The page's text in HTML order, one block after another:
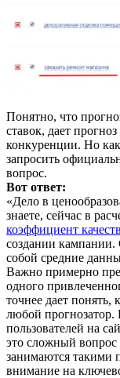
Понятно, что
ставок, дает
конкуренции. Но
запросить
вопрос.
Вот ответ:
«Дело в
знаете, сейчас в
коэффициент
создании кампании.
собой средние
Важно примерно
одного
точнее дает понять,
любой прогнозатор.
пользователей на
это сложный вопрос
занимаются такими
внимание на